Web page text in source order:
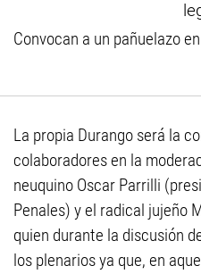
Convocan a un pañuelazo
La propia Durango será la
colaboradores en la
neuquino Oscar Parrilli
Penales) y el radical jujeño
quien durante la discusión
los plenarios ya que, en